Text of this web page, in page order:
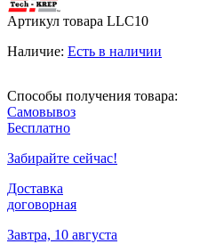
Артикул товара LLC10
Наличие: Есть в наличии
Способы получения товара:
Самовывоз
Бесплатно
Забирайте сейчас!
Доставка
договорная
Завтра, 10 августа